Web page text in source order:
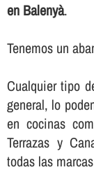
en Balenyà.
Tenemos un
Cualquier tipo
general, lo
en cocinas
Terrazas y
todas las